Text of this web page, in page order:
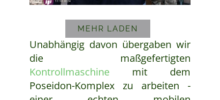
MEHR LADEN
Unabhängig davon übergaben wir
die maßgefertigten
Kontrollmaschinemit dem
Poseidon-Komplex zu arbeiten -